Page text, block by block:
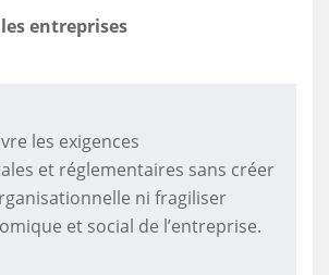
entreprises
les exigences
et réglementaires sans créer
ni fragiliser
et social de l’entreprise.